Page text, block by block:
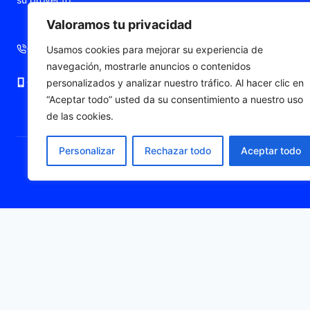
Valoramos tu privacidad
Usamos cookies para mejorar su experiencia de
navegación, mostrarle anuncios o contenidos
personalizados y analizar nuestro tráfico. Al hacer clic en
“Aceptar todo” usted da su consentimiento a nuestro uso
de las cookies.
Personalizar Rechazar todo Aceptar todo
+34 93 724 71 70 +34 676 06 19 56
+34 676 06 19 56 comercial@fleximat.es